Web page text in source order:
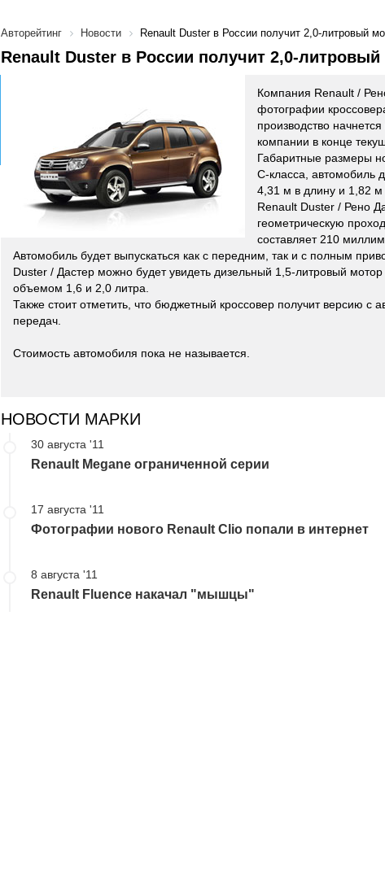
Авторейтинг Новости Renault Duster в России получит 2,0-литровый
Renault Duster в России получит 2,0-
Компания Renault /
фотографии
производство
компании в конце
Габаритные размеры
С-класса, автомобиль
4,31 м в длину и 1,82 м
Renault Duster / Рено
геометрическую
составляет 210
Автомобиль будет выпускаться как с передним, так и с полным
Duster / Дастер можно будет увидеть дизельный 1,5-литровый мотор
объемом 1,6 и 2,0 литра.
Также стоит отметить, что бюджетный кроссовер получит версию с
передач.
Стоимость автомобиля пока не называется.
НОВОСТИ МАРКИ
30 августа '11
Renault Megane ограниченной серии
17 августа '11
Фотографии нового Renault Clio попали в интернет
8 августа '11
Renault Fluence накачал "мышцы"